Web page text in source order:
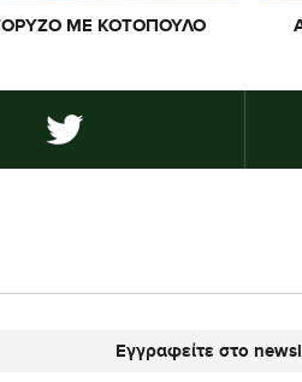
ΜΕ ΚΟΤΌΠΟΥΛΟ
Εγγραφείτε στο